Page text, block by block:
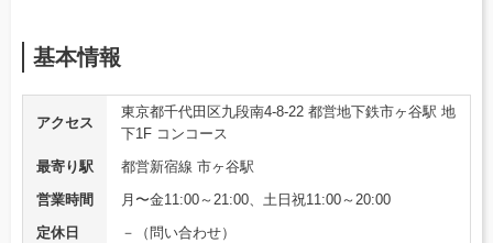
基本情報
アクセス
東京都千代田区九段南4-8-22 都営地下鉄市ヶ谷駅 地
下1F コンコース
最寄り駅
都営新宿線 市ヶ谷駅
営業時間
月〜金11:00～21:00、土日祝11:00～20:00
定休日
－（問い合わせ）